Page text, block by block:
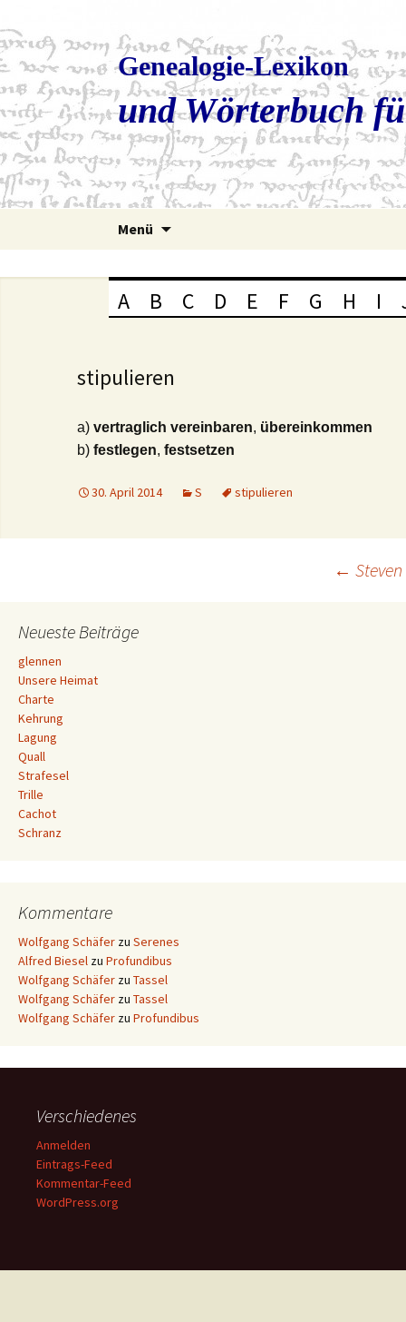
Genealogie-Lexikon
und Wörterbuch
Menü
A B C D E F G H I
stipulieren
a) vertraglich vereinbaren, übereinkommen
b) festlegen, festsetzen
30. April 2014 S stipulieren
Navigation
← Steven
Neueste Beiträge
glennen
Unsere Heimat
Charte
Kehrung
Lagung
Quall
Strafesel
Trille
Cachot
Schranz
Kommentare
Wolfgang Schäfer zu Serenes
Alfred Biesel zu Profundibus
Wolfgang Schäfer zu Tassel
Wolfgang Schäfer zu Tassel
Wolfgang Schäfer zu Profundibus
Verschiedenes
Anmelden
Eintrags-Feed
Kommentar-Feed
WordPress.org